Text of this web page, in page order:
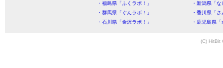
・福島県「ふくラボ！」
・新潟県「
・群馬県「ぐんラボ！」
・香川県「
・石川県「金沢ラボ！」
・鹿児島県
(C) HitBit